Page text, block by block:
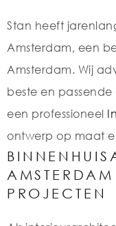
Stan heeft
Amsterdam, een
Amsterdam. Wij
beste en
een professioneel
ontwerp op maat
PROJECTEN